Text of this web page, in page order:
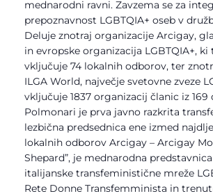
mednarodni ravni. Zavzema se za
prepoznavnost LGBTQIA+ oseb v
Deluje znotraj organizacije Arcigay,
in evropske organizacija LGBTQIA+,
vključuje 74 lokalnih odborov, ter
ILGA World, največje svetovne zveze
vključuje 1837 organizacij članic iz 169
Polmonari je prva javno razkrita
lezbična predsednica ene izmed
lokalnih odborov Arcigay – Arcigay
Shepard”, je mednarodna
italijanske transfeministične mreže
Rete Donne Transfemminista in